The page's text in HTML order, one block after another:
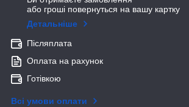
або гроші повернуться на вашу картку
Детальніше
Післяплата
Оплата на рахунок
Готівкою
Всі умови оплати